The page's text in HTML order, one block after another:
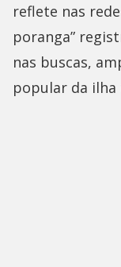
reflete nas
poranga”
nas buscas,
popular da